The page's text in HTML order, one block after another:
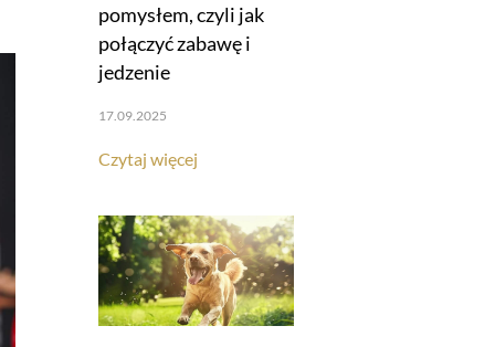
pomysłem, czyli jak
połączyć zabawę i
jedzenie
17.09.2025
Czytaj więcej